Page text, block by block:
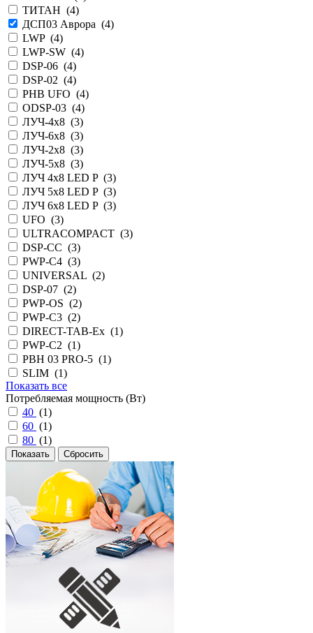
ТИТАН (4)
ДСП03 Аврора (4)
LWP (4)
LWP-SW (4)
DSP-06 (4)
DSP-02 (4)
PHB UFO (4)
ODSP-03 (4)
ЛУЧ-4х8 (3)
ЛУЧ-6х8 (3)
ЛУЧ-2х8 (3)
ЛУЧ-5х8 (3)
ЛУЧ 4х8 LED P (3)
ЛУЧ 5х8 LED P (3)
ЛУЧ 6х8 LED P (3)
UFO (3)
ULTRACOMPACT (3)
DSP-CC (3)
PWP-С4 (3)
UNIVERSAL (2)
DSP-07 (2)
PWP-OS (2)
PWP-С3 (2)
DIRECT-TAB-Ex (1)
PWP-С2 (1)
PBH 03 PRO-5 (1)
SLIM (1)
Показать все
Потребляемая мощность (Вт)
40 (1)
60 (1)
80 (1)